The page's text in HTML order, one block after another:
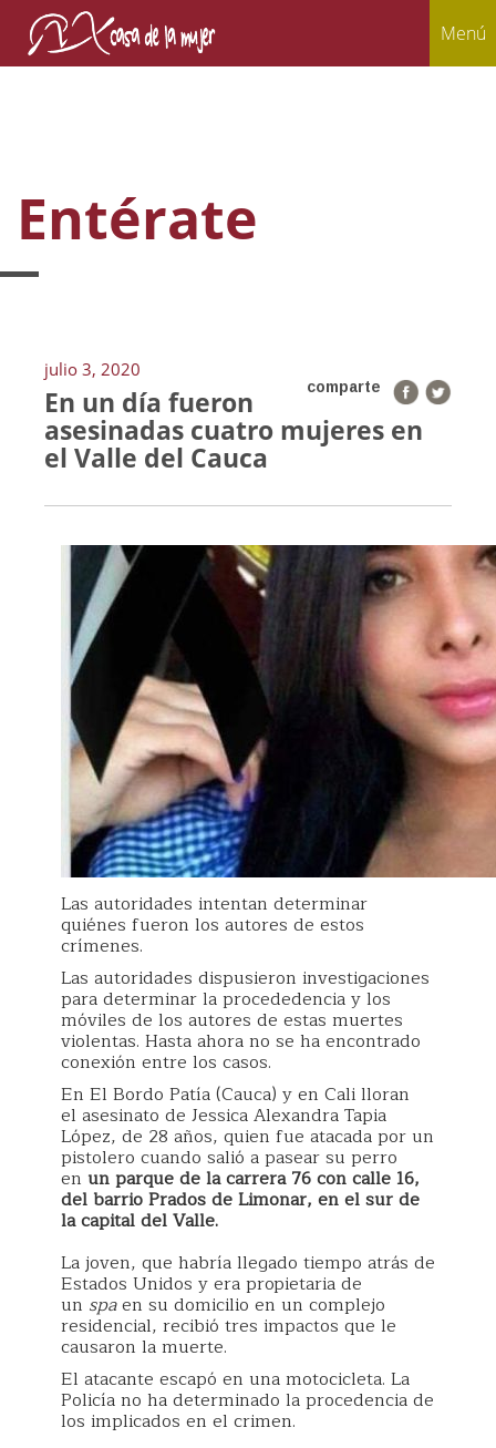
Menú
Entérate
julio 3, 2020
comparte
En un día fueron
asesinadas cuatro mujeres en
el Valle del Cauca
Las autoridades intentan determinar
quiénes fueron los autores de estos
crímenes.
Las autoridades dispusieron investigaciones
para determinar la procededencia y los
móviles de los autores de estas muertes
violentas. Hasta ahora no se ha encontrado
conexión entre los casos.
En El Bordo Patía (Cauca) y en Cali lloran
el asesinato de Jessica Alexandra Tapia
López, de 28 años, quien fue atacada por un
pistolero cuando salió a pasear su perro
en un parque de la carrera 76 con calle 16,
del barrio Prados de Limonar, en el sur de
la capital del Valle.
La joven, que habría llegado tiempo atrás de
Estados Unidos y era propietaria de
un spaen su domicilio en un complejo
residencial, recibió tres impactos que le
causaron la muerte.
El atacante escapó en una motocicleta. La
Policía no ha determinado la procedencia de
los implicados en el crimen.